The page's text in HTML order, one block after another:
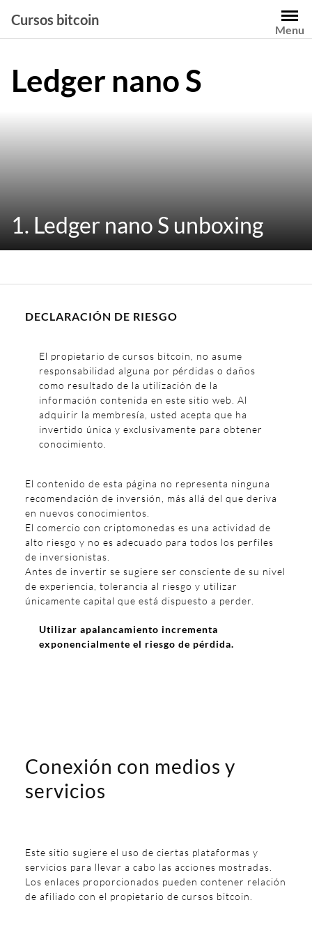
contenido
Cursos bitcoin
Menu
Ledger nano S
1. Ledger nano S unboxing
DECLARACIÓN DE RIESGO
El propietario de cursos bitcoin, no asume
responsabilidad alguna por pérdidas o daños
como resultado de la utilización de la
información contenida en este sitio web. Al
adquirir la membresía, usted acepta que ha
invertido única y exclusivamente para obtener
conocimiento.
El contenido de esta página no representa ninguna
recomendación de inversión, más allá del que deriva
en nuevos conocimientos.
El comercio con criptomonedas es una actividad de
alto riesgo y no es adecuado para todos los perfiles
de inversionistas.
Antes de invertir se sugiere ser consciente de su nivel
de experiencia, tolerancia al riesgo y utilizar
únicamente capital que está dispuesto a perder.
Utilizar apalancamiento incrementa
exponencialmente el riesgo de pérdida.
Conexión con medios y
servicios
Este sitio sugiere el uso de ciertas plataformas y
servicios para llevar a cabo las acciones mostradas.
Los enlaces proporcionados pueden contener relación
de afiliado con el propietario de cursos bitcoin.